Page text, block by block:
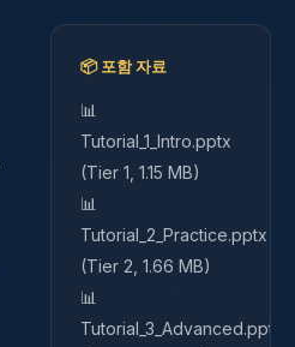
📦 포함 자료
📊
Tutorial_1_Intro.pptx
(Tier 1, 1.15 MB)
📊
Tutorial_2_Practice.pptx
(Tier 2, 1.66 MB)
📊
Tutorial_3_Advanced.pptx